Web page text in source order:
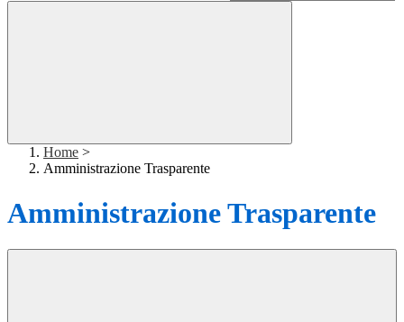
Home >
Amministrazione Trasparente
Amministrazione Trasparente